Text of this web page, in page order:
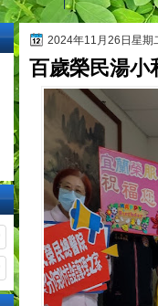
2024年11月26日星期
百歲榮民湯小